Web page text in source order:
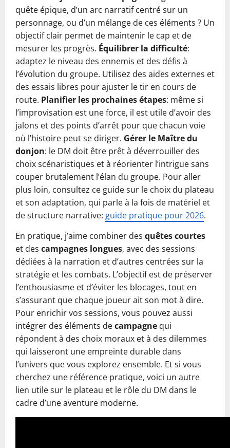
quête épique, d’un arc narratif centré sur un
personnage, ou d’un mélange de ces éléments ? Un
objectif clair permet de maintenir le cap et de
mesurer les progrès. Équilibrer la difficulté:
adaptez le niveau des ennemis et des défis à
l’évolution du groupe. Utilisez des aides externes et
des essais libres pour ajuster le tir en cours de
route. Planifier les prochaines étapes: même si
l’improvisation est une force, il est utile d’avoir des
jalons et des points d’arrêt pour que chacun voie
où l’histoire peut se diriger. Gérer le Maître du
donjon: le DM doit être prêt à déverrouiller des
choix scénaristiques et à réorienter l’intrigue sans
couper brutalement l’élan du groupe. Pour aller
plus loin, consultez ce guide sur le choix du plateau
et son adaptation, qui parle à la fois de matériel et
de structure narrative: guide pratique pour 2026.
En pratique, j’aime combiner des quêtes courtes
et des campagnes longues, avec des sessions
dédiées à la narration et d’autres centrées sur la
stratégie et les combats. L’objectif est de préserver
l’enthousiasme et d’éviter les blocages, tout en
s’assurant que chaque joueur ait son mot à dire.
Pour enrichir vos sessions, vous pouvez aussi
intégrer des éléments decampagne qui
répondent à des choix moraux et à des dilemmes
qui laisseront une empreinte durable dans
l’univers que vous explorez ensemble. Et si vous
cherchez une référence pratique, voici un autre
lien utile sur le plateau et le rôle du DM dans le
cadre d’une aventure moderne.